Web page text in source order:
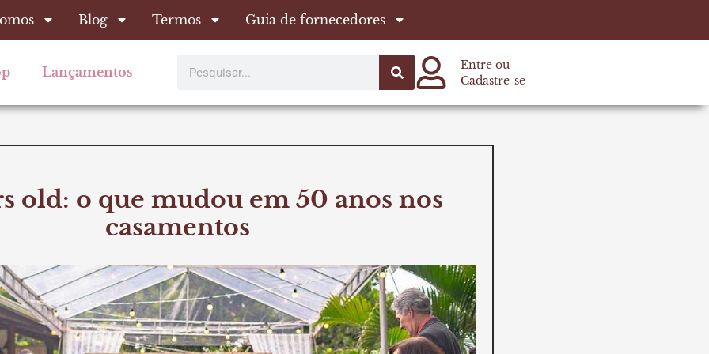
Blog Termos Guia de fornecedores
Lançamentos
Entre ou
Cadastre-se
old: o que mudou em 50 anos nos
casamentos